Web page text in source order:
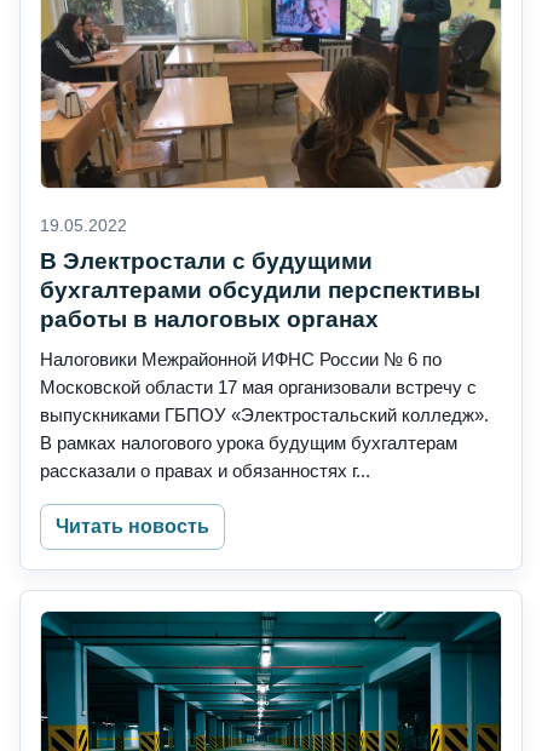
19.05.2022
В Электростали с будущими
бухгалтерами обсудили перспективы
работы в налоговых органах
Налоговики Межрайонной ИФНС России № 6 по
Московской области 17 мая организовали встречу с
выпускниками ГБПОУ «Электростальский колледж».
В рамках налогового урока будущим бухгалтерам
рассказали о правах и обязанностях г...
Читать новость